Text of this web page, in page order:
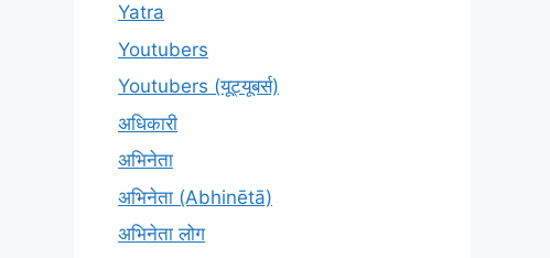
Yatra
Youtubers
Youtubers (यूट्यूबर्स)
अधिकारी
अभिनेता
अभिनेता (Abhinētā)
अभिनेता लोग